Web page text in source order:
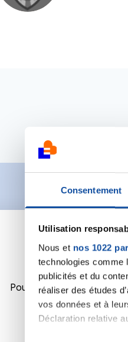
Consentement
Utilisation
Nous et nos 1022
technologies comme
publicités et du
réaliser des études
vos données et à
Déclaration relative
Pour écrire un